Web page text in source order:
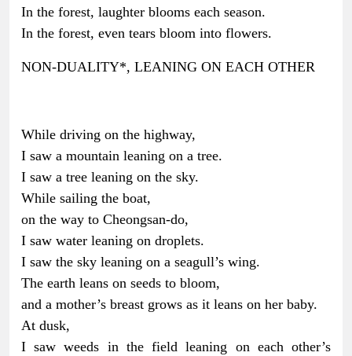
In the forest, laughter blooms each season.
In the forest, even tears bloom into flowers.
NON-DUALITY*, LEANING ON EACH OTHER
While driving on the highway,
I saw a mountain leaning on a tree.
I saw a tree leaning on the sky.
While sailing the boat,
on the way to Cheongsan-do,
I saw water leaning on droplets.
I saw the sky leaning on a seagull’s wing.
The earth leans on seeds to bloom,
and a mother’s breast grows as it leans on her baby.
At dusk,
I saw weeds in the field leaning on each other’s